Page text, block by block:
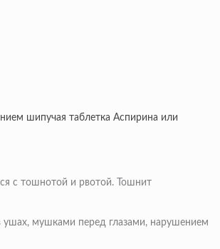
шипучая таблетка Аспирина или
с тошнотой и рвотой. Тошнит
ушах, мушками перед глазами, нарушением